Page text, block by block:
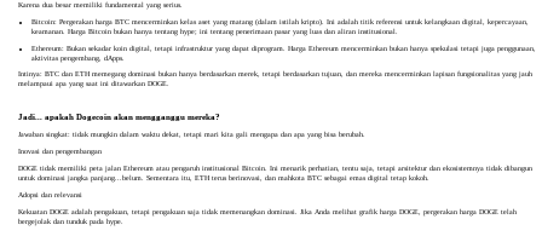
Karena dua besar memiliki fundamental yang serius.
Bitcoin: Pergerakan harga BTC mencerminkan kelas aset yang matang (dalam istilah kripto). Ini adalah titik referensi untuk kelangkaan digital, kepercayaan,
keamanan. Harga Bitcoin bukan hanya tentang hype; ini tentang penerimaan pasar yang luas dan aliran institusional.
Ethereum: Bukan sekadar koin digital, tetapi infrastruktur yang dapat diprogram. Harga Ethereum mencerminkan bukan hanya spekulasi tetapi juga penggunaan,
aktivitas pengembang, dApps.
Intinya: BTC dan ETH memegang dominasi bukan hanya berdasarkan merek, tetapi berdasarkan tujuan, dan mereka mencerminkan lapisan fungsionalitas yang jauh
melampaui apa yang saat ini ditawarkan DOGE.
Jadi... apakah Dogecoin akan mengganggu mereka?
Jawaban singkat: tidak mungkin dalam waktu dekat, tetapi mari kita gali mengapa dan apa yang bisa berubah.
Inovasi dan pengembangan
DOGE tidak memiliki peta jalan Ethereum atau pengaruh institusional Bitcoin. Ini menarik perhatian, tentu saja, tetapi arsitektur dan ekosistemnya tidak dibangun
untuk dominasi jangka panjang...belum. Sementara itu, ETH terus berinovasi, dan mahkota BTC sebagai emas digital tetap kokoh.
Adopsi dan relevansi
Kekuatan DOGE adalah pengakuan, tetapi pengakuan saja tidak memenangkan dominasi. Jika Anda melihat grafik harga DOGE, pergerakan harga DOGE telah
bergejolak dan tunduk pada hype.